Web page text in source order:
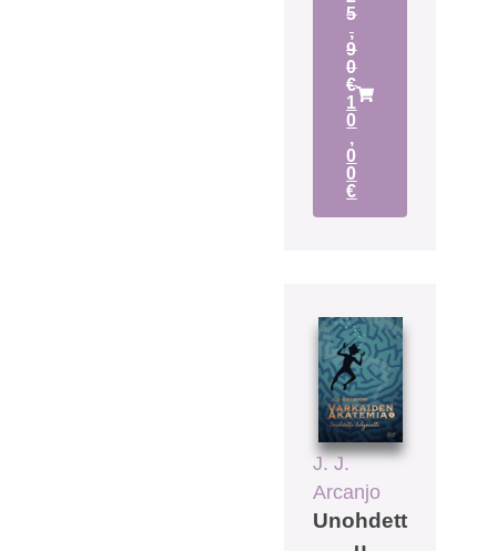
5
,
9
0
€
1
0
,
0
0
€
J. J.
Arcanjo
Unohdett